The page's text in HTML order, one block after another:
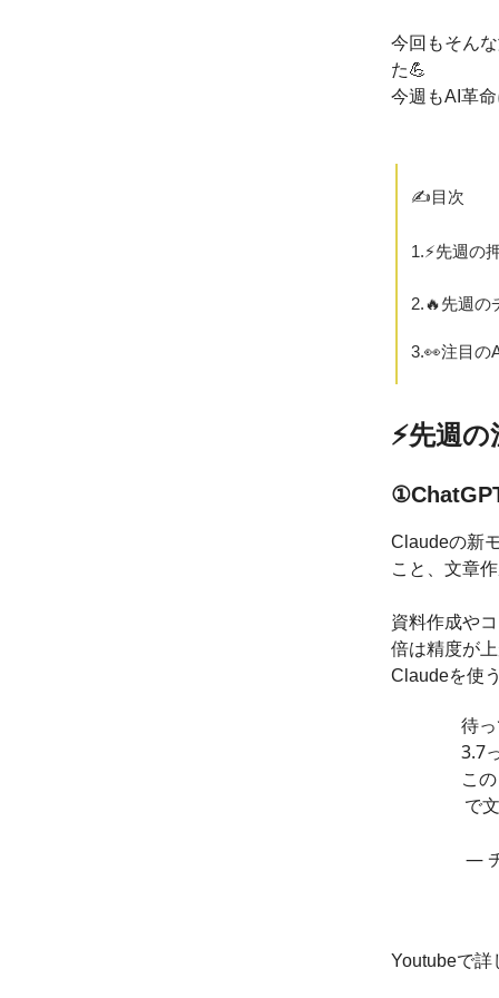
今回もそん
た💪
今週もAI革
✍️目次
1.⚡️先週の
2.🔥先週の
3.👀注目の
⚡️先週
Claudeの新
こと、文章
資料作成や
倍は精度が
Claudeを使
待
3.7
こ
で
—
Youtubeで詳